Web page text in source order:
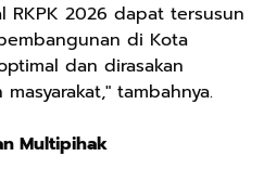
RKPK 2026 dapat tersusun
di Kota
dan dirasakan
tambahnya.
Multipihak